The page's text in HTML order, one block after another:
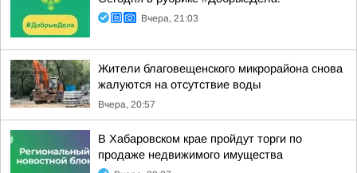
Вчера, 21:03
Жители благовещенского микрорайона снова
жалуются на отсутствие воды
Вчера, 20:57
В Хабаровском крае пройдут торги по
продаже недвижимого имущества